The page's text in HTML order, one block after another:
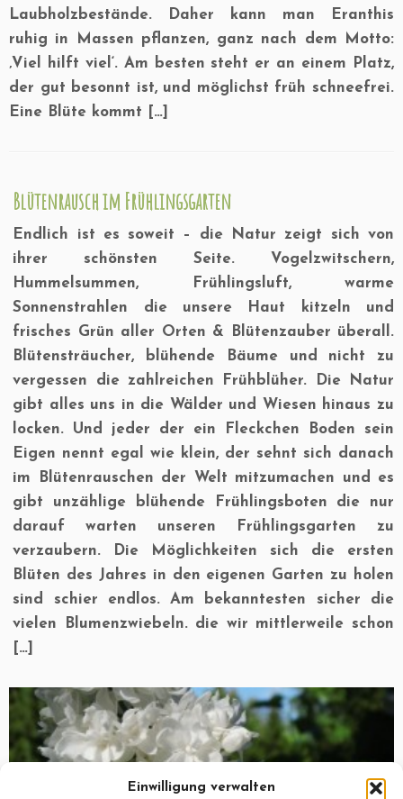
Einwilligung verwalten
Laubholzbestände. Daher kann man Eranthis
ruhig in Massen pflanzen, ganz nach dem Motto:
‚Viel hilft viel‘. Am besten steht er an einem Platz,
der gut besonnt ist, und möglichst früh schneefrei.
Eine Blüte kommt […]
Blütenrausch im Frühlingsgarten
Endlich ist es soweit – die Natur zeigt sich von
ihrer schönsten Seite. Vogelzwitschern,
Hummelsummen, Frühlingsluft, warme
Sonnenstrahlen die unsere Haut kitzeln und
frisches Grün aller Orten & Blütenzauber überall.
Blütensträucher, blühende Bäume und nicht zu
vergessen die zahlreichen Frühblüher. Die Natur
gibt alles uns in die Wälder und Wiesen hinaus zu
locken. Und jeder der ein Fleckchen Boden sein
Eigen nennt egal wie klein, der sehnt sich danach
im Blütenrauschen der Welt mitzumachen und es
gibt unzählige blühende Frühlingsboten die nur
darauf warten unseren Frühlingsgarten zu
verzaubern. Die Möglichkeiten sich die ersten
Blüten des Jahres in den eigenen Garten zu holen
sind schier endlos. Am bekanntesten sicher die
vielen Blumenzwiebeln. die wir mittlerweile schon
[…]